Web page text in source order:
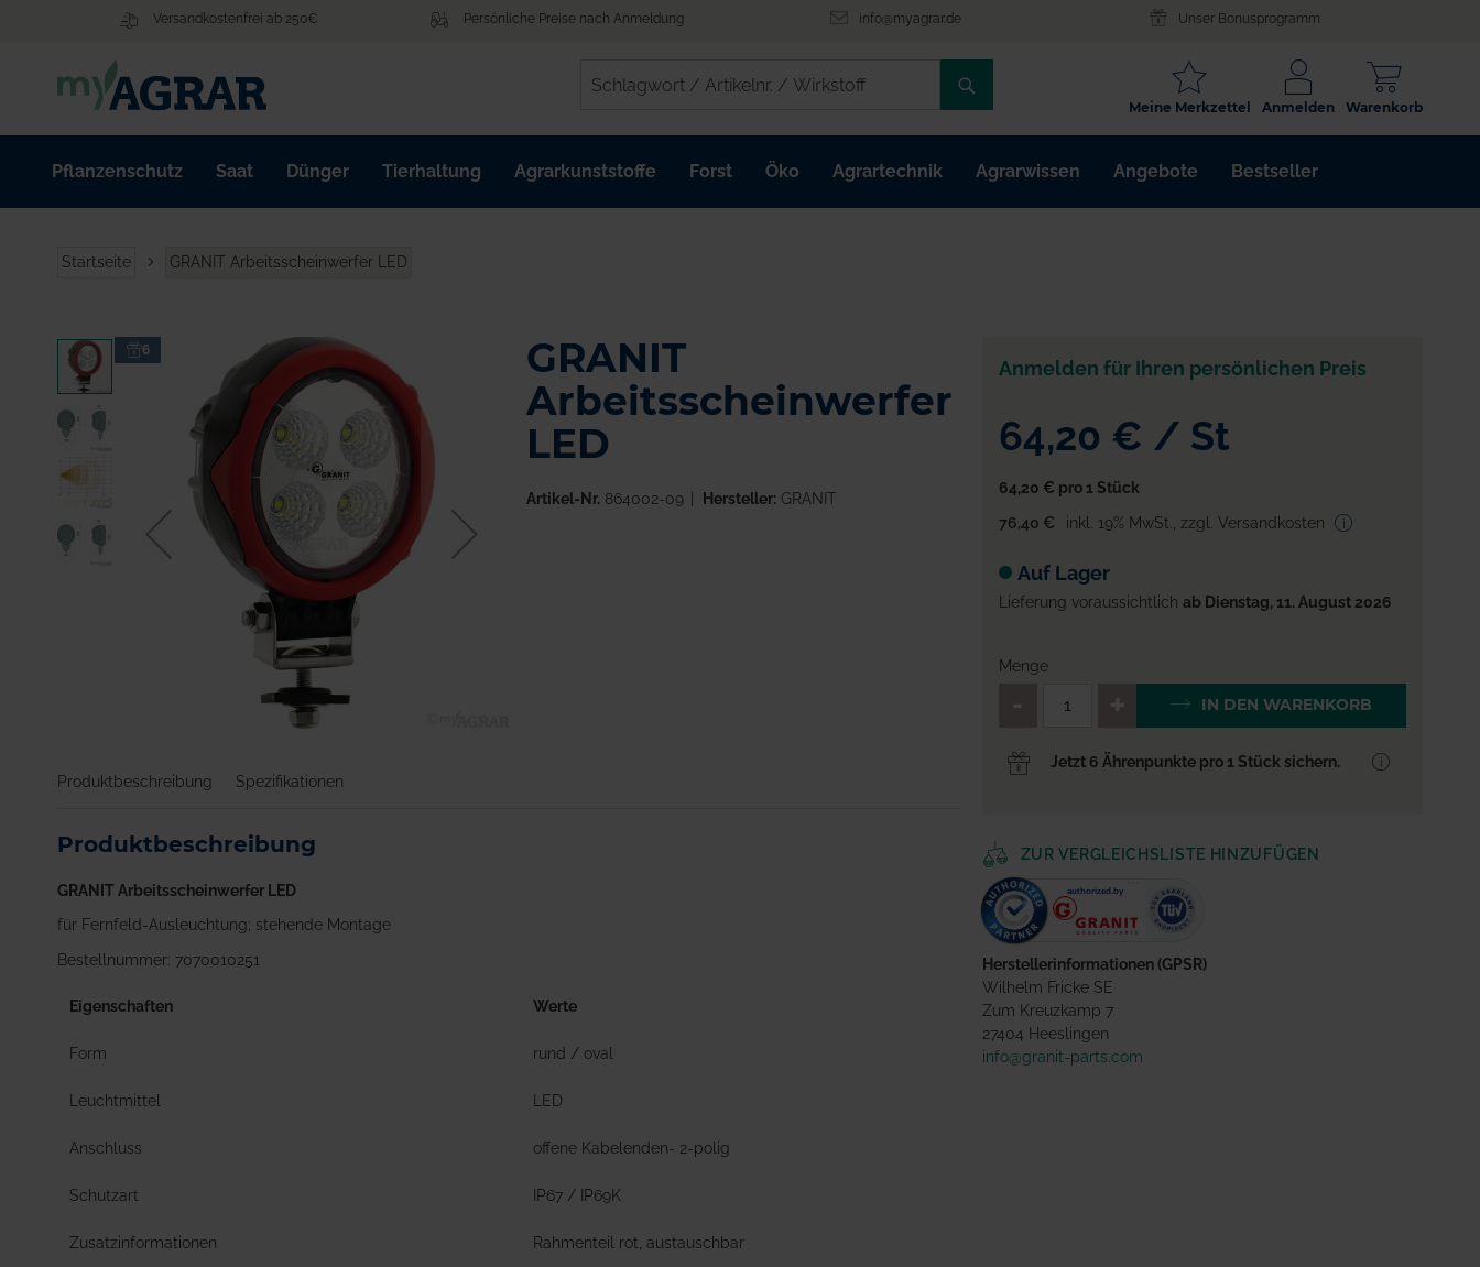
Versandkostenfrei ab 250€ Persönliche Preise nach Anmeldung info@myagrar.de Unser Bonusprogramm
/
ARTIKELNR.
/
Warenkorb
Anmelden
Meine Merkzettel
Pflanzenschutz Saat Dünger Tierhaltung Agrarkunststoffe Forst Öko Agrartechnik Agrarwissen Angebote Bestseller
Startseite GRANIT Arbeitsscheinwerfer LED
Zum
Ende
der
Bildgalerie
springen
6
der
springen
GRANIT
Arbeitsscheinwerfer
LED
Artikel-Nr. 864002-09 Hersteller:GRANIT
Produktbeschreibung Spezifikationen
Produktbeschreibung
GRANIT Arbeitsscheinwerfer LED
für Fernfeld-Ausleuchtung; stehende Montage
Bestellnummer: 7070010251
Eigenschaften Werte
Form rund / oval
Leuchtmittel LED
Anschluss offene Kabelenden- 2-polig
Schutzart IP67 / IP69K
Zusatzinformationen Rahmenteil rot, austauschbar
Anmelden für Ihren persönlichen Preis
64,20 € / St
64,20 € pro 1 Stück
76,40 €
inkl. 19% MwSt. zzgl. Versandkosten
Auf Lager
Lieferung voraussichtlich ab Dienstag, 11. August 2026
Menge
QTY_CONTROL_DECREASE
IN DEN WARENKORB
Jetzt 6 Ährenpunkte pro 1 Stück sichern.
ZUR VERGLEICHSLISTE HINZUFÜGEN
Herstellerinformationen (GPSR)
Wilhelm Fricke SE
Zum Kreuzkamp 7
27404 Heeslingen
info@granit-parts.com